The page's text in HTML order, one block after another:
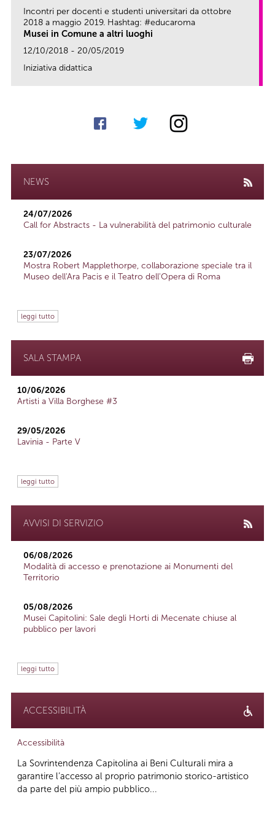
Incontri per docenti e studenti universitari da ottobre
2018 a maggio 2019. Hashtag: #educaroma
Musei in Comune a altri luoghi
12/10/2018 - 20/05/2019
Iniziativa didattica
NEWS
24/07/2026
Call for Abstracts - La vulnerabilità del patrimonio culturale
23/07/2026
Mostra Robert Mapplethorpe, collaborazione speciale tra il
Museo dell'Ara Pacis e il Teatro dell'Opera di Roma
leggi tutto
SALA STAMPA
10/06/2026
Artisti a Villa Borghese #3
29/05/2026
Lavinia - Parte V
leggi tutto
AVVISI DI SERVIZIO
06/08/2026
Modalità di accesso e prenotazione ai Monumenti del
Territorio
05/08/2026
Musei Capitolini: Sale degli Horti di Mecenate chiuse al
pubblico per lavori
leggi tutto
ACCESSIBILITÀ
Accessibilità
La Sovrintendenza Capitolina ai Beni Culturali mira a
garantire l’accesso al proprio patrimonio storico-artistico
da parte del più ampio pubblico...